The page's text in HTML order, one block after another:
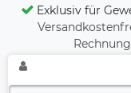
Exklusiv für